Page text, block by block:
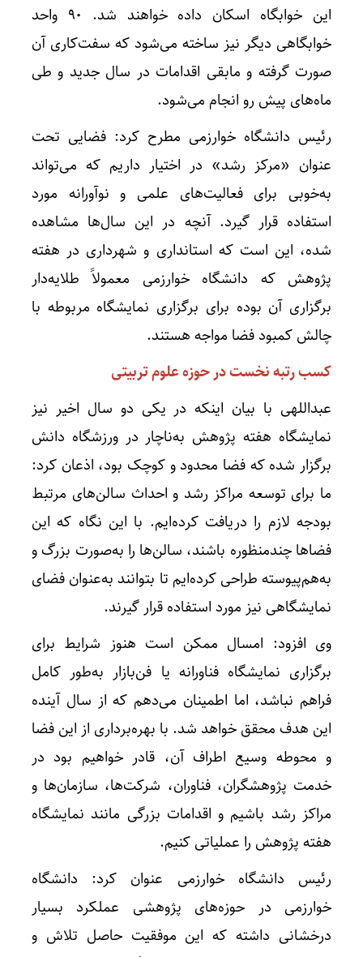
این خوابگاه اسکان داده خواهند شد. ۹۰ واحد
خوابگاهی دیگر نیز ساخته می‌شود که سفت‌کاری آن
صورت گرفته و مابقی اقدامات در سال جدید و طی
ماه‌های پیش رو انجام می‌شود.
رئیس دانشگاه خوارزمی مطرح کرد: فضایی تحت
عنوان «مرکز رشد» در اختیار داریم که می‌تواند
به‌خوبی برای فعالیت‌های علمی و نوآورانه مورد
استفاده قرار گیرد. آنچه در این سال‌ها مشاهده
شده، این است که استانداری و شهرداری در هفته
پژوهش که دانشگاه خوارزمی معمولاً طلایه‌دار
برگزاری آن بوده برای برگزاری نمایشگاه مربوطه با
چالش کمبود فضا مواجه هستند.
کسب رتبه نخست در حوزه علوم تربیتی
عبداللهی با بیان اینکه در یکی دو سال اخیر نیز
نمایشگاه هفته پژوهش به‌ناچار در ورزشگاه دانش
برگزار شده که فضا محدود و کوچک بود، اذعان کرد:
ما برای توسعه مراکز رشد و احداث سالن‌های مرتبط
بودجه لازم را دریافت کرده‌ایم. با این نگاه که این
فضاها چندمنظوره باشند، سالن‌ها را به‌صورت بزرگ و
به‌هم‌پیوسته طراحی کرده‌ایم تا بتوانند به‌عنوان فضای
نمایشگاهی نیز مورد استفاده قرار گیرند.
وی افزود: امسال ممکن است هنوز شرایط برای
برگزاری نمایشگاه فناورانه یا فن‌بازار به‌طور کامل
فراهم نباشد، اما اطمینان می‌دهم که از سال آینده
این هدف محقق خواهد شد. با بهره‌برداری از این فضا
و محوطه وسیع اطراف آن، قادر خواهیم بود در
خدمت پژوهشگران، فناوران، شرکت‌ها، سازمان‌ها و
مراکز رشد باشیم و اقدامات بزرگی مانند نمایشگاه
هفته پژوهش را عملیاتی کنیم.
رئیس دانشگاه خوارزمی عنوان کرد: دانشگاه
خوارزمی در حوزه‌های پژوهشی عملکرد بسیار
درخشانی داشته که این موفقیت حاصل تلاش‌ و